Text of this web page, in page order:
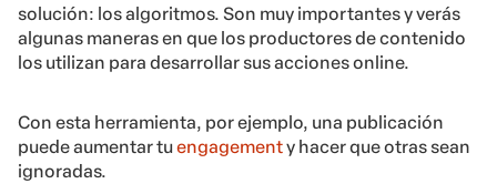
solución: los algoritmos. Son muy importantes y verás
algunas maneras en que los productores de contenido
los utilizan para desarrollar sus acciones online.
Con esta herramienta, por ejemplo, una publicación
puede aumentar tuengagementy hacer que otras sean
ignoradas.